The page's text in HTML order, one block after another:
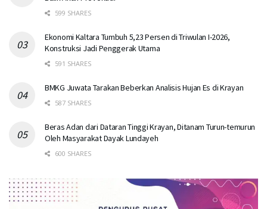
599 SHARES
Ekonomi Kaltara Tumbuh 5,23 Persen di Triwulan I-2026,
Konstruksi Jadi Penggerak Utama
591 SHARES
BMKG Juwata Tarakan Beberkan Analisis Hujan Es di Krayan
587 SHARES
Beras Adan dari Dataran Tinggi Krayan, Ditanam Turun-temurun
Oleh Masyarakat Dayak Lundayeh
600 SHARES